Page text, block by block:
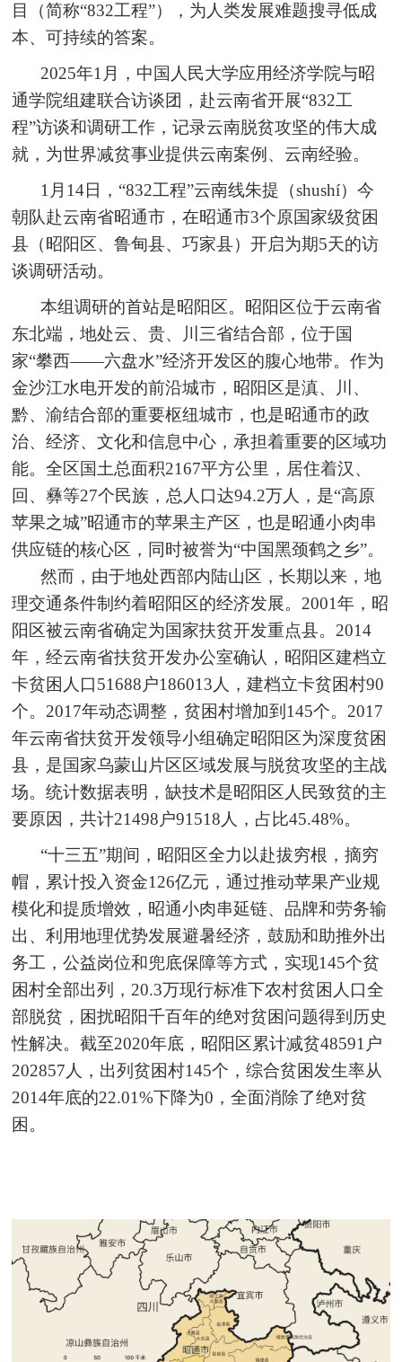
目（简称“832工程”），为人类发展难题搜寻低成
本、可持续的答案。
2025年1月，中国人民大学应用经济学院与昭
通学院组建联合访谈团，赴云南省开展“832工
程”访谈和调研工作，记录云南脱贫攻坚的伟大成
就，为世界减贫事业提供云南案例、云南经验。
1月14日，“832工程”云南线朱提（shushí）今
朝队赴云南省昭通市，在昭通市3个原国家级贫困
县（昭阳区、鲁甸县、巧家县）开启为期5天的访
谈调研活动。
本组调研的首站是昭阳区。昭阳区位于云南省
东北端，地处云、贵、川三省结合部，位于国
家“攀西——六盘水”经济开发区的腹心地带。作为
金沙江水电开发的前沿城市，昭阳区是滇、川、
黔、渝结合部的重要枢纽城市，也是昭通市的政
治、经济、文化和信息中心，承担着重要的区域功
能。全区国土总面积2167平方公里，居住着汉、
回、彝等27个民族，总人口达94.2万人，是“高原
苹果之城”昭通市的苹果主产区，也是昭通小肉串
供应链的核心区，同时被誉为“中国黑颈鹤之乡”。
然而，由于地处西部内陆山区，长期以来，地
理交通条件制约着昭阳区的经济发展。2001年，昭
阳区被云南省确定为国家扶贫开发重点县。2014
年，经云南省扶贫开发办公室确认，昭阳区建档立
卡贫困人口51688户186013人，建档立卡贫困村90
个。2017年动态调整，贫困村增加到145个。2017
年云南省扶贫开发领导小组确定昭阳区为深度贫困
县，是国家乌蒙山片区区域发展与脱贫攻坚的主战
场。统计数据表明，缺技术是昭阳区人民致贫的主
要原因，共计21498户91518人，占比45.48%。
“十三五”期间，昭阳区全力以赴拔穷根，摘穷
帽，累计投入资金126亿元，通过推动苹果产业规
模化和提质增效，昭通小肉串延链、品牌和劳务输
出、利用地理优势发展避暑经济，鼓励和助推外出
务工，公益岗位和兜底保障等方式，实现145个贫
困村全部出列，20.3万现行标准下农村贫困人口全
部脱贫，困扰昭阳千百年的绝对贫困问题得到历史
性解决。截至2020年底，昭阳区累计减贫48591户
202857人，出列贫困村145个，综合贫困发生率从
2014年底的22.01%下降为0，全面消除了绝对贫
困。